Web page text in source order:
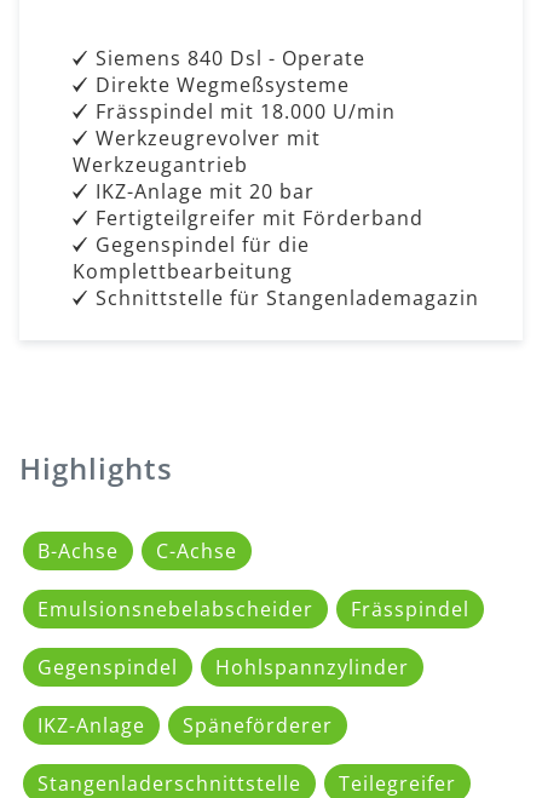
Siemens 840 Dsl - Operate
Direkte Wegmeßsysteme
Frässpindel mit 18.000 U/min
Werkzeugrevolver mit
Werkzeugantrieb
IKZ-Anlage mit 20 bar
Fertigteilgreifer mit Förderband
Gegenspindel für die
Komplettbearbeitung
Schnittstelle für Stangenlademagazin
Highlights
B-Achse C-Achse
Emulsionsnebelabscheider Frässpindel
Gegenspindel Hohlspannzylinder
IKZ-Anlage Späneförderer
Stangenladerschnittstelle Teilegreifer